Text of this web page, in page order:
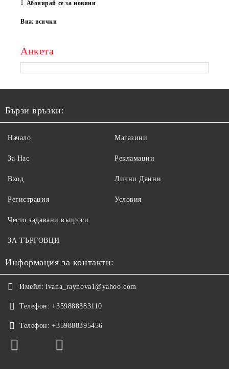
Абонирай се за новини
Виж всички
Анкета
Бързи връзки:
Начало
За Нас
Вход
Регистрация
Магазини
Рекламации
Лични Данни
Условия
Често задавани въпроси
ЗА ТЪРГОВЦИ
Информация за контакти:
Имейл: ivana_raynova1@yahoo.com
Телефон: +359888383110
Телефон: +359888395456